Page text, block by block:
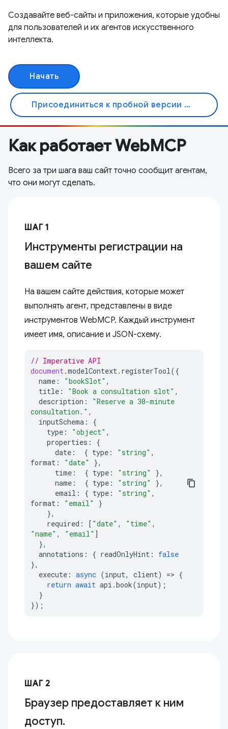
Создавайте веб-сайты и приложения, которые удобны
для пользователей и их агентов искусственного
интеллекта.
Начать
Присоединиться к пробной версии Origin
Как работает WebMCP
Всего за три шага ваш сайт точно сообщит агентам,
что они могут сделать.
ШАГ 1
Инструменты регистрации на
вашем сайте
На вашем сайте действия, которые может
выполнять агент, представлены в виде
инструментов WebMCP. Каждый инструмент
имеет имя, описание и JSON-схему.
// Imperative API
document.modelContext. registerTool({
name : "bookSlot" ,
title : "Book a consultation slot" ,
description :
"Reserve a 30-minute
consultation." ,
inputSchema :
{
type : "object" ,
properties :
{
date : { type : "string" ,
format : "date"
},
time : { type : "string"
},
name : { type : "string"
},
email : { type : "string" ,
format : "email"
}
},
required : [ "date" , "time" ,
"name" , "email" ]
},
annotations : { readOnlyHint :
false
},
execute : async (input, client) => {
return await api .book(input);
}
});
ШАГ 2
Браузер предоставляет к ним
доступ.